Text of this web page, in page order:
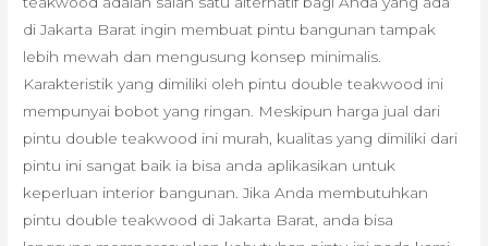
di Jakarta Barat ingin membuat pintu bangunan tampak
lebih mewah dan mengusung konsep minimalis.
Karakteristik yang dimiliki oleh pintu double teakwood ini
mempunyai bobot yang ringan. Meskipun harga jual dari
pintu double teakwood ini murah, kualitas yang dimiliki dari
pintu ini sangat baik ia bisa anda aplikasikan untuk
keperluan interior bangunan. Jika Anda membutuhkan
pintu double teakwood di Jakarta Barat, anda bisa